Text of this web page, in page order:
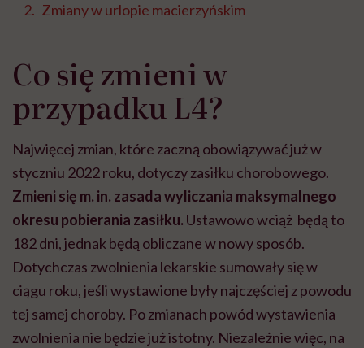
Zmiany w urlopie macierzyńskim
Co się zmieni w
przypadku L4?
Najwięcej zmian, które zaczną obowiązywać już w
styczniu 2022 roku, dotyczy zasiłku chorobowego.
Zmieni się m. in. zasada wyliczania maksymalnego
okresu pobierania zasiłku. Ustawowo wciąż będą to
182 dni, jednak będą obliczane w nowy sposób.
Dotychczas zwolnienia lekarskie sumowały się w
ciągu roku, jeśli wystawione były najczęściej z powodu
tej samej choroby. Po zmianach powód wystawienia
zwolnienia nie będzie już istotny. Niezależnie więc, na